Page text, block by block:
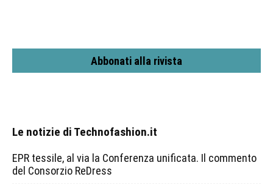
Abbonati alla rivista
Le notizie di Technofashion.it
EPR tessile, al via la Conferenza unificata. Il commento
del Consorzio ReDress